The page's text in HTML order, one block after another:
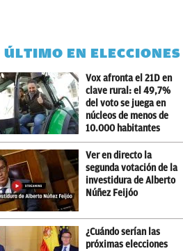
ÚLTIMO EN ELECCIONES
Vox afronta el 21D en
clave rural: el 49,7%
del voto se juega en
núcleos de menos de
10.000 habitantes
Ver en directo la
segunda votación de la
investidura de Alberto
Núñez Feijóo
¿Cuándo serían las
próximas elecciones